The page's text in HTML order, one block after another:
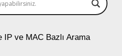
IP ve MAC Bazlı Arama